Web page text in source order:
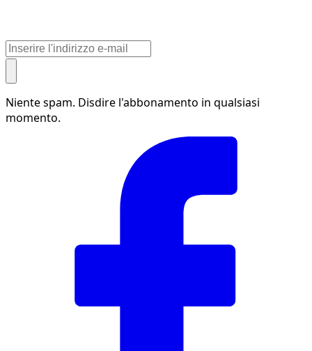
Niente spam. Disdire l'abbonamento in qualsiasi
momento.